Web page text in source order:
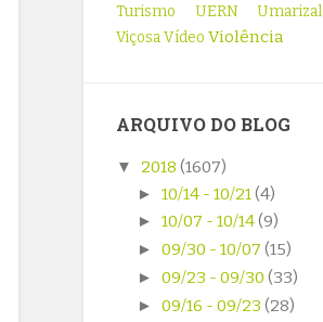
Turismo
UERN Umarizal
ViçosaVídeo Violência
ARQUIVO DO BLOG
▼ 2018(1607)
► 10/14 - 10/21(4)
► 10/07 - 10/14(9)
► 09/30 - 10/07 (15)
► 09/23 - 09/30 (33)
► 09/16 - 09/23 (28)